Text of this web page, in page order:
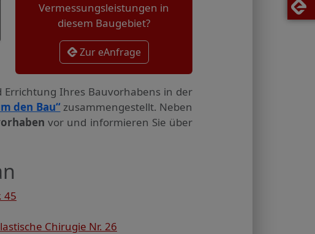
Vermessungsleistungen in
diesem Baugebiet?
Zur eAnfrage
Errichtung Ihres Bauvorhabens in der
den Bau“zusammengestellt. Neben
vor und informieren Sie über
45
Chirugie Nr. 26